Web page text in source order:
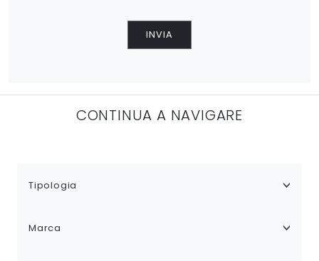
INVIA
CONTINUA A NAVIGARE
Tipologia
Marca